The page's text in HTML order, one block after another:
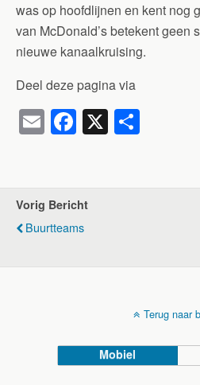
was op hoofdlijnen en kent nog
van McDonald’s betekent geen
nieuwe kanaalkruising.
Deel deze pagina via
E
m
F
a
e
b
o
X
n
Vorig Bericht
Buurtteams
Terug naar
Mobiel